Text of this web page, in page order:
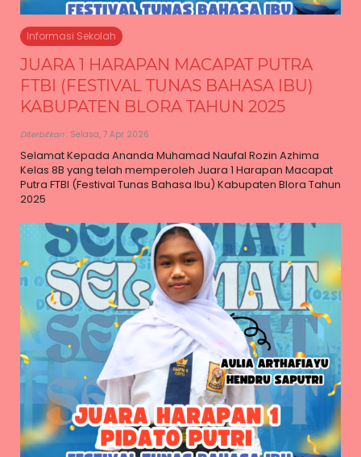
Informasi Sekolah
JUARA 1 HARAPAN MACAPAT PUTRA
FTBI (FESTIVAL TUNAS BAHASA IBU)
KABUPATEN BLORA TAHUN 2025
Diterbitkan: Selasa, 7 Apr 2026
Selamat Kepada Ananda Muhamad Naufal Rozin Azhima
Kelas 8B yang telah memperoleh Juara 1 Harapan Macapat
Putra FTBI (Festival Tunas Bahasa Ibu) Kabupaten Blora Tahun
2025